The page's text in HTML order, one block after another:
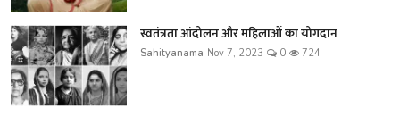
स्वतंत्रता आंदोलन और महिलाओं का योगदान
Sahityanama Nov 7, 2023 0 724